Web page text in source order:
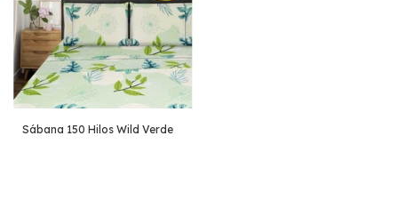
Sábana 150 Hilos Wild Verde